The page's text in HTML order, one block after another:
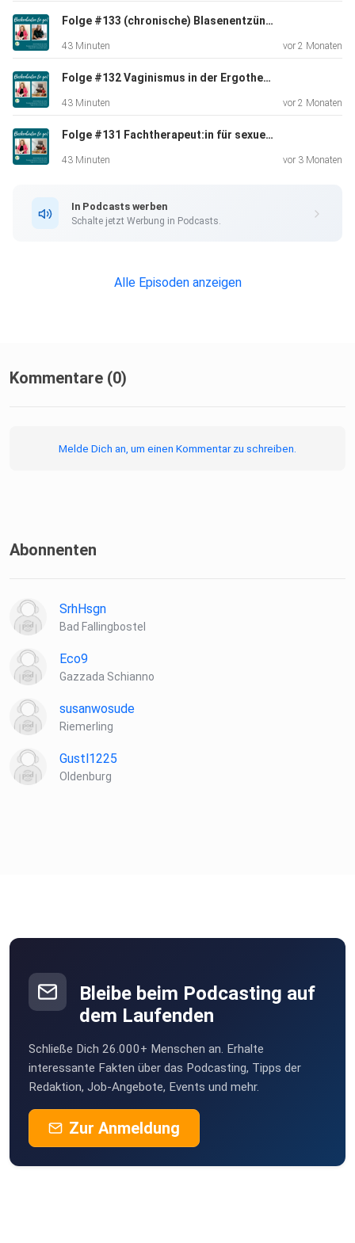
Folge #133 (chronische) Blasenentzündung und Vaginosen mit Jennifer Kühn
43 Minuten vor 2 Monaten
Folge #132 Vaginismus in der Ergotherapie mit Katja Stolte
43 Minuten vor 2 Monaten
Folge #131 Fachtherapeut:in für sexuelle Gesundheit - die Fortbildung
43 Minuten vor 3 Monaten
In Podcasts werben
Schalte jetzt Werbung in Podcasts.
Alle Episoden anzeigen
Kommentare (0)
Melde Dich an, um einen Kommentar zu schreiben.
Abonnenten
SrhHsgn
Bad Fallingbostel
Eco9
Gazzada Schianno
susanwosude
Riemerling
Gustl1225
Oldenburg
Bleibe beim Podcasting auf
dem Laufenden
Schließe Dich 26.000+ Menschen an. Erhalte
interessante Fakten über das Podcasting, Tipps der
Redaktion, Job-Angebote, Events und mehr.
Zur Anmeldung